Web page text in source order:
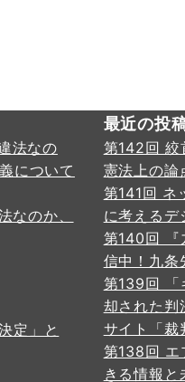
なのか、
最近の投
第142回 絞
憲法上の論
第141回 ネ
に考えるデ
第140回
信中！九条
第139回 「
却された判
サイト「裁
第138回 エ
きる情報と